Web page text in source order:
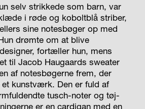
selv strikkede som barn, var
i røde og koboltblå striber,
sine notesbøger op med
drømte om at blive
fortæller hun, mens
til Jacob Haugaards sweater
af notesbøgerne frem, der
kunstværk. Den er fuld af
tusch-noter og tøj-
er en cardigan med en